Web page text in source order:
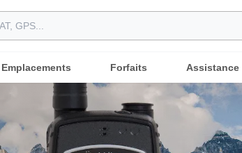
Emplacements Forfaits Assistance